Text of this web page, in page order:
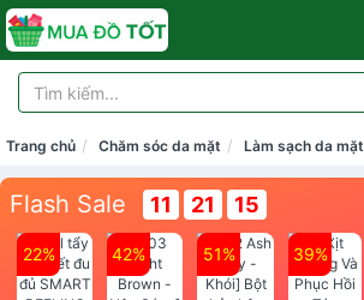
Trang chủ Chăm sóc da mặt Làm sạch da mặt
Flash Sale 11 21 14
22% 42% 51% 39%